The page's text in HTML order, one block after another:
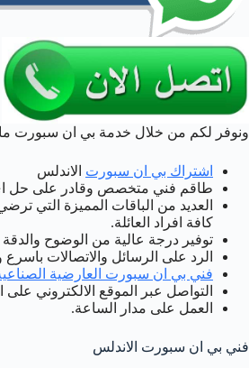
ونوفر لكم من خلال خدمة بي ان سبورت
اشتراك بي ان سبورت الاندلس
طاقم فني متخصص وقادر على حل
العديد من الباقات المميزة التي
كافة افراد العائلة.
توفير درجة عالية من الوضوح
الرد على الرسائل والاتصالات
فني بي ان سبورت العارضية
التواصل عبر الموقع الالكتروني على
العمل على مدار الساعة.
فني بي ان سبورت الاندلس